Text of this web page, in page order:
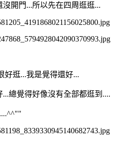
開門...所以先在四周逛逛...
好逛...我是覺得還好...
總覺得好像沒有全部都逛到....